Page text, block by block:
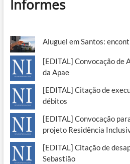
Informes
Aluguel em Santos:
[EDITAL] Convocação de
da Apae
[EDITAL] Citação de
débitos
[EDITAL] Convocação
projeto Residência
[EDITAL] Citação de
Sebastião